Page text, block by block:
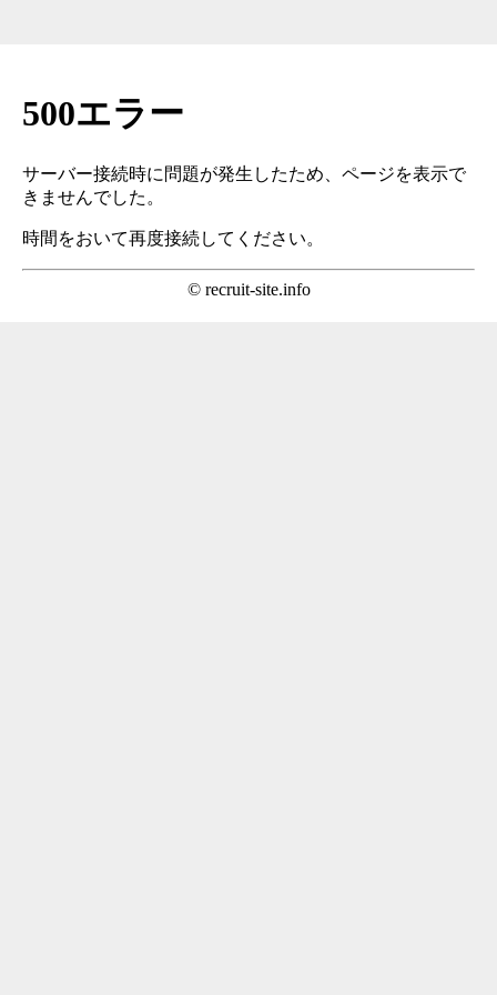
500エラー
サーバー接続時に問題が発生したため、ページを表示で
きませんでした。
時間をおいて再度接続してください。
© recruit-site.info